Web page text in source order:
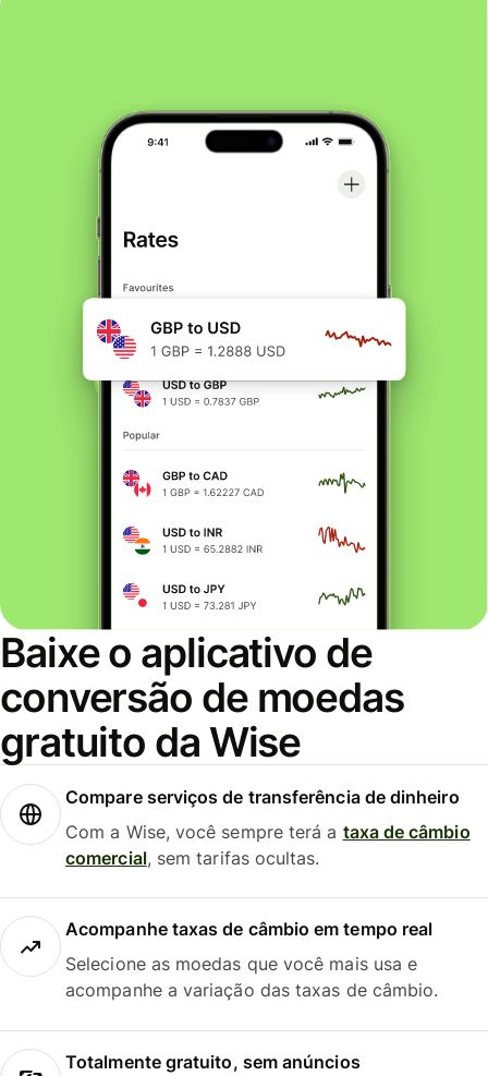
Baixe o aplicativo de
conversão de moedas
gratuito da Wise
Compare serviços de transferência de dinheiro
Com a Wise, você sempre terá a taxa de câmbio
comercial, sem tarifas ocultas.
Acompanhe taxas de câmbio em tempo real
Selecione as moedas que você mais usa e
acompanhe a variação das taxas de câmbio.
Totalmente gratuito, sem anúncios